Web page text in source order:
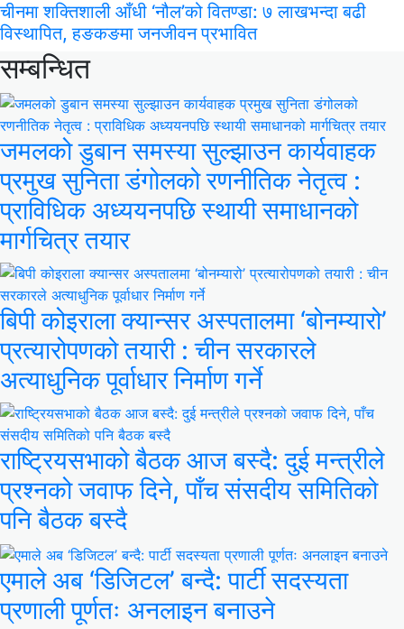
चीनमा शक्तिशाली आँधी ‘नौल’को वितण्डा: ७ लाखभन्दा बढी
विस्थापित, हङकङमा जनजीवन प्रभावित
सम्बन्धित
जमलको डुबान समस्या सुल्झाउन कार्यवाहक
प्रमुख सुनिता डंगोलको रणनीतिक नेतृत्व :
प्राविधिक अध्ययनपछि स्थायी समाधानको
मार्गचित्र तयार
बिपी कोइराला क्यान्सर अस्पतालमा ‘बोनम्यारो’
प्रत्यारोपणको तयारी : चीन सरकारले
अत्याधुनिक पूर्वाधार निर्माण गर्ने
राष्ट्रियसभाको बैठक आज बस्दै: दुई मन्त्रीले
प्रश्नको जवाफ दिने, पाँच संसदीय समितिको
पनि बैठक बस्दै
एमाले अब ‘डिजिटल’ बन्दै: पार्टी सदस्यता
प्रणाली पूर्णतः अनलाइन बनाउने